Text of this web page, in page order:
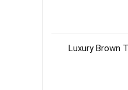
Luxury Brown